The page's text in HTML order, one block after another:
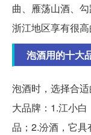
曲、雁荡山酒、
浙江地区享有很高
泡酒用的十大
泡酒时，选择合
大品牌：1.江小
品；2.汾酒，它具